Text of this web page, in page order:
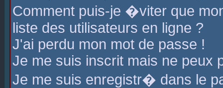
Comment puis-je �viter que
liste des utilisateurs en ligne ?
J'ai perdu mon mot de passe !
Je me suis inscrit mais ne peux
Je me suis enregistr� dans le